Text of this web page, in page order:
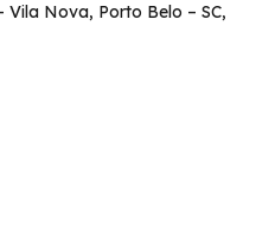
Vila Nova, Porto Belo – SC,